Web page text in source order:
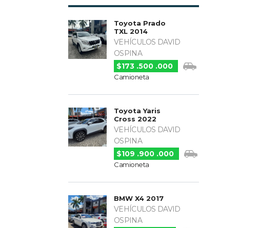
Toyota Prado
TXL 2014
VEHÍCULOS DAVID
OSPINA
$173 .500 .000
Camioneta
Toyota Yaris
Cross 2022
VEHÍCULOS DAVID
OSPINA
$109 .900 .000
Camioneta
BMW X4 2017
VEHÍCULOS DAVID
OSPINA